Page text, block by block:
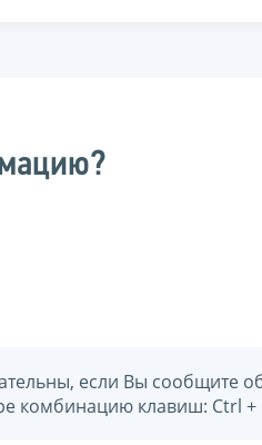
если Вы сообщите
комбинацию клавиш: Ctrl